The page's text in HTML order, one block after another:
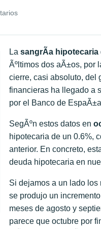
La sangrÃ­a hipotecaria
Ãºltimos dos aÃ±os, por
cierre, casi absoluto, del
financieras ha llegado a
por el Banco de
SegÃºn estos datos en
hipotecaria de un 0.6%,
anterior. En concreto,
deuda hipotecaria en
Si dejamos a un lado los
se produjo un
meses de agosto y
parece que octubre por